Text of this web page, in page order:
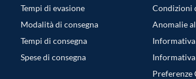
Tempi di evasione
Modalità di consegna
Tempi di consegna
Spese di consegna
Condizioni
Anomalie
Preferenze